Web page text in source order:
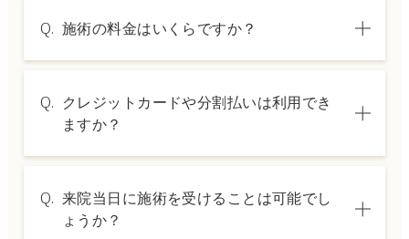
Q. 施術の料金はいくらですか？
は料金表ページをご確認いただくか、カウン
セリングでご案内いたします。
Q. クレジットカードや分割払いは利用でき
ますか？
した分割払いも可能です。詳細は受付スタッ
フにお問い合わせください。
Q. 来院当日に施術を受けることは可能でし
ょうか？